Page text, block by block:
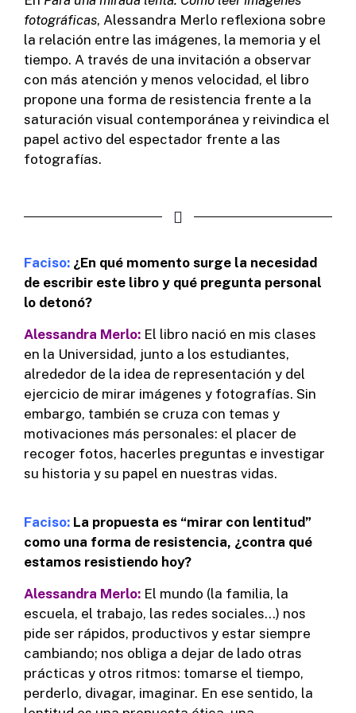
fotográficas, Alessandra Merlo reflexiona sobre
la relación entre las imágenes, la memoria y el
tiempo. A través de una invitación a observar
con más atención y menos velocidad, el libro
propone una forma de resistencia frente a la
saturación visual contemporánea y reivindica el
papel activo del espectador frente a las
fotografías.
Faciso: ¿En qué momento surge la necesidad
de escribir este libro y qué pregunta personal
lo detonó?
Alessandra Merlo: El libro nació en mis clases
en la Universidad, junto a los estudiantes,
alrededor de la idea de representación y del
ejercicio de mirar imágenes y fotografías. Sin
embargo, también se cruza con temas y
motivaciones más personales: el placer de
recoger fotos, hacerles preguntas e investigar
su historia y su papel en nuestras vidas.
Faciso: La propuesta es “mirar con lentitud”
como una forma de resistencia, ¿contra qué
estamos resistiendo hoy?
Alessandra Merlo: El mundo (la familia, la
escuela, el trabajo, las redes sociales…) nos
pide ser rápidos, productivos y estar siempre
cambiando; nos obliga a dejar de lado otras
prácticas y otros ritmos: tomarse el tiempo,
perderlo, divagar, imaginar. En ese sentido, la